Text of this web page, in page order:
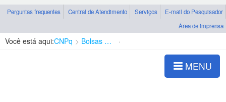
Perguntas frequentes Central de Atendimento Serviços
E-mail do Pesquisador
Área de imprensa
Você está aqui:CNPq Bolsas e Auxílios Vigentes
MENU